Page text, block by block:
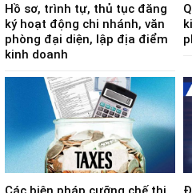
Hồ sơ, trình tự, thủ tục đăng
ký hoạt động chi nhánh, văn
phòng đại diện, lập địa điểm
kinh doanh